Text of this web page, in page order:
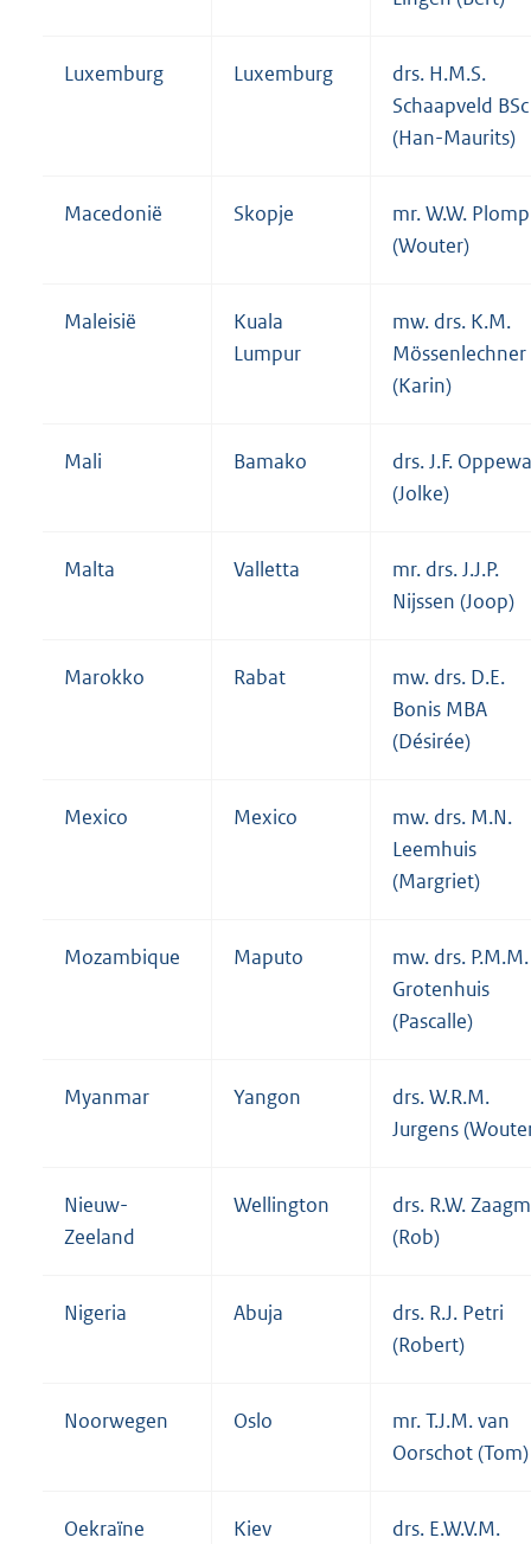
Luxemburg Luxemburg
drs. H.M.S.
Schaapveld BSc
(Han-Maurits)
Macedonië Skopje
mr. W.W. Plomp
(Wouter)
Maleisië
Kuala
Lumpur
mw. drs. K.M.
Mössenlechner
(Karin)
Mali Bamako
drs. J.F.
(Jolke)
Malta Valletta
mr. drs. J.J.P.
Nijssen (Joop)
Marokko Rabat
mw. drs. D.E.
Bonis MBA
(Désirée)
Mexico Mexico
mw. drs. M.N.
Leemhuis
(Margriet)
Mozambique Maputo
mw. drs. P.M.M.
Grotenhuis
(Pascalle)
Myanmar Yangon
drs. W.R.M.
Jurgens
Nieuw-
Zeeland
Wellington
drs. R.W.
(Rob)
Nigeria Abuja
drs. R.J. Petri
(Robert)
Noorwegen Oslo
mr. T.J.M. van
Oorschot (Tom)
Oekraïne Kiev
drs. E.W.V.M.